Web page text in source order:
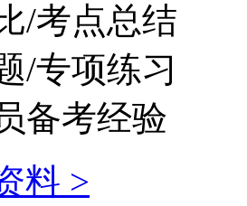
/考点总结
/专项练习
备考经验
料 >